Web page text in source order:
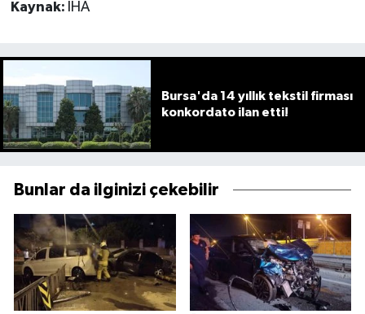
Kaynak: İHA
Bursa'da 14 yıllık tekstil firması
konkordato ilan etti!
Bunlar da ilginizi çekebilir